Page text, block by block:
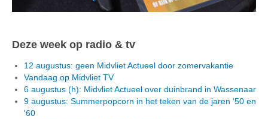
Deze week op radio & tv
12 augustus: geen Midvliet Actueel door zomervakantie
Vandaag op Midvliet TV
6 augustus (h): Midvliet Actueel over duinbrand in Wassenaar
9 augustus: Summerpopcorn in het teken van de jaren '50 en
'60